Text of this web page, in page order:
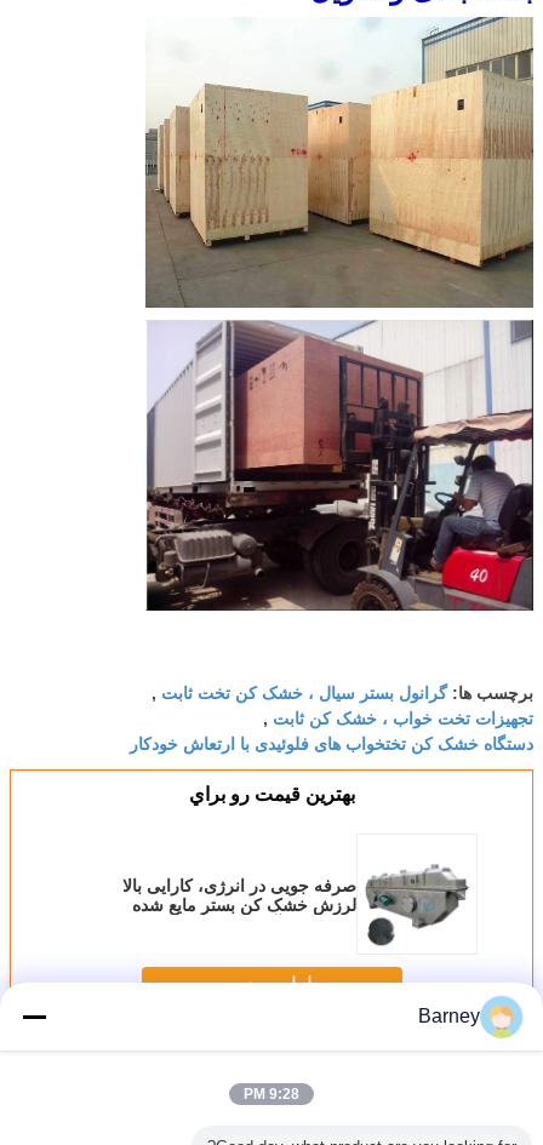
برچسب ها:گرانول بستر سیال ، خشک کن تخت ثابت ,
تجهیزات تخت خواب ، خشک کن ثابت ,
دستگاه خشک کن تختخواب های فلوئیدی با ارتعاش خودکار
بهترين قيمت رو براي
صرفه جویی در انرژی، کارایی بالا
لرزش خشک کن بستر مایع شده
ادامه هید
بیشخشک کن مایع
Barney
9:28 PM